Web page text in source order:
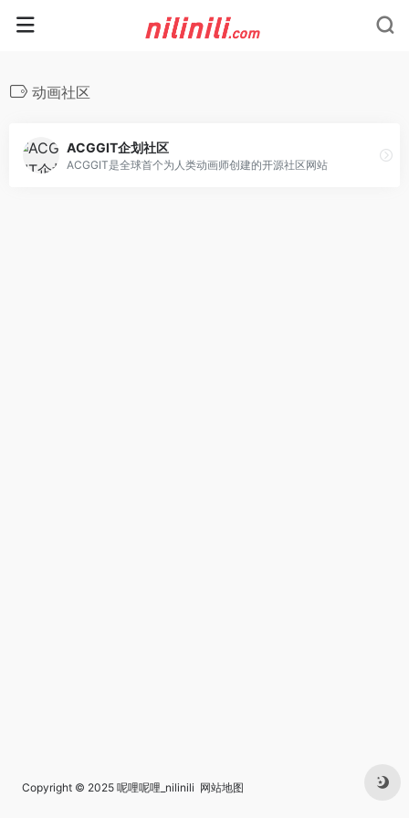
动画社区
ACGGIT企划社区
ACGGIT是全球首个为人类动画师创建的开源社区网站
Copyright © 2025 呢哩呢哩_nilinili 网站地图